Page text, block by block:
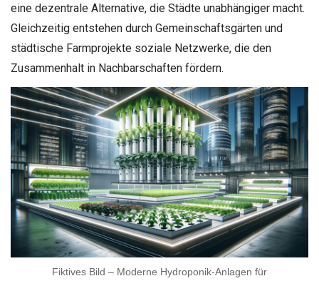
eine dezentrale Alternative, die Städte unabhängiger macht.
Gleichzeitig entstehen durch Gemeinschaftsgärten und
städtische Farmprojekte soziale Netzwerke, die den
Zusammenhalt in Nachbarschaften fördern.
Fiktives Bild – Moderne Hydroponik-Anlagen für